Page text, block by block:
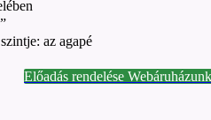
az agapé
Előadás rendelése